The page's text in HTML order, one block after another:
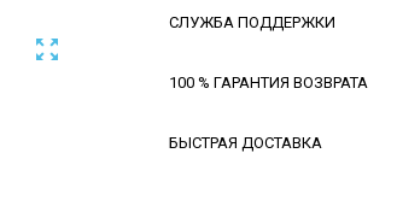

СЛУЖБА ПОДДЕРЖКИ
100 % ГАРАНТИЯ ВОЗВРАТА
БЫСТРАЯ ДОСТАВКА